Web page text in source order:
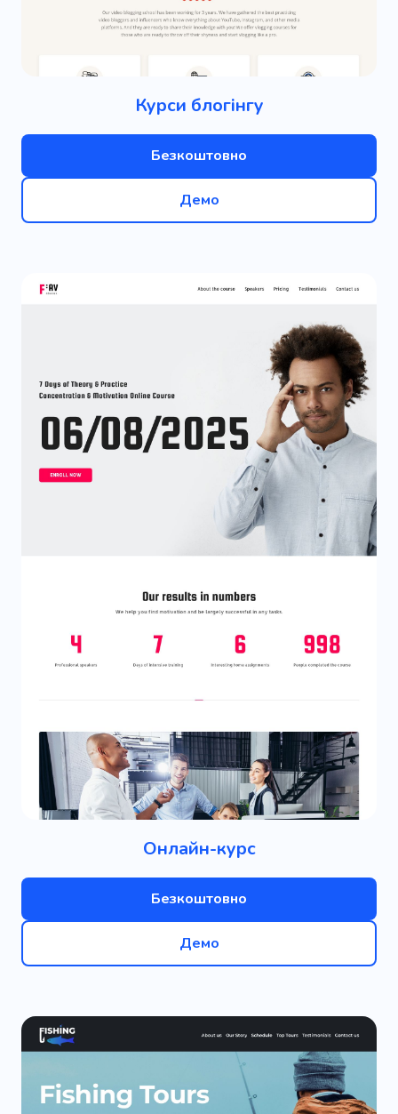
Курси блогінгу
Безкоштовно
Демо
Онлайн-курс
Безкоштовно
Демо